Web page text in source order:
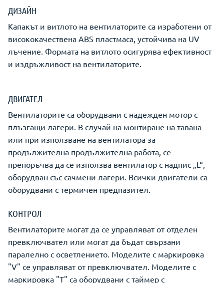
ДИЗАЙН
Капакът и витлото на вентилаторите са изработени от
висококачествена ABS пластмаса, устойчива на UV
лъчение. Формата на витлото осигурява ефективност
и издръжливост на вентилаторите.
ДВИГАТЕЛ
Вентилаторите са оборудвани с надежден мотор с
плъзгащи лагери. В случай на монтиране на тавана
или при използване на вентилатора за
продължителна продължителна работа, се
препоръчва да се използва вентилатор с надпис „L“,
оборудван със сачмени лагери. Всички двигатели са
оборудвани с термичен предпазител.
КОНТРОЛ
Вентилаторите могат да се управляват от отделен
превключвател или могат да бъдат свързани
паралелно с осветлението. Моделите с маркировка
"V" се управляват от превключвател. Моделите с
маркировка "T" са оборудвани с таймер с